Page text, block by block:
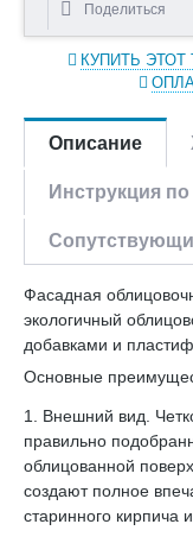
Поделиться
КУПИТЬ
Описание
Инструкция
Фасадная
экологичный
добавками и
Основные
1. Внешний вид.
правильно
облицованной
создают полное
старинного кирпича